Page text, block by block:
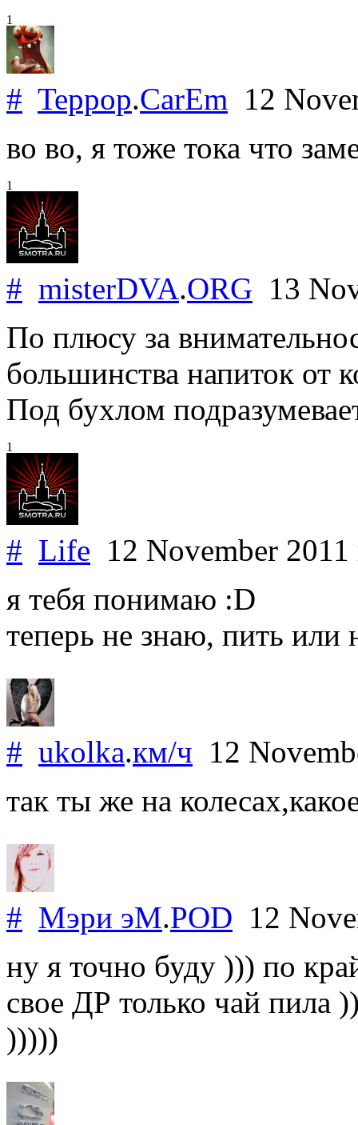
1
# Teppop.CarEm 12
во во, я тоже тока что
1
# misterDVA.ORG 13
По плюсу за
большинства напиток от
Под бухлом
1
# Life 12 November 2011
я тебя понимаю :D
теперь не знаю, пить или
# ukolka.км/ч 12
так ты же на
# Мэри эМ.POD 12
ну я точно буду ))) по
свое ДР только чай пила
)))))